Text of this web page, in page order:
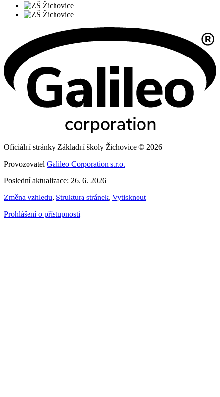
Oficiální stránky Základní školy Žichovice © 2026
Provozovatel Galileo Corporation s.r.o.
Poslední aktualizace: 26. 6. 2026
Změna vzhledu, Struktura stránek, Vytisknout
Prohlášení o přístupnosti